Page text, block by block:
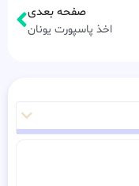
صفحه بعدی
اخذ پاسپورت یونان